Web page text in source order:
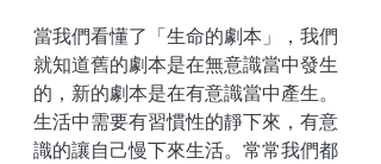
當我們看懂了「生命的劇本」，我們
就知道舊的劇本是在無意識當中發生
的，新的劇本是在有意識當中產生。
生活中需要有習慣性的靜下來，有意
識的讓自己慢下來生活。常常我們都